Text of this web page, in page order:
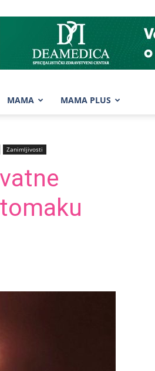
MAMA MAMA PLUS
Zanimljivosti